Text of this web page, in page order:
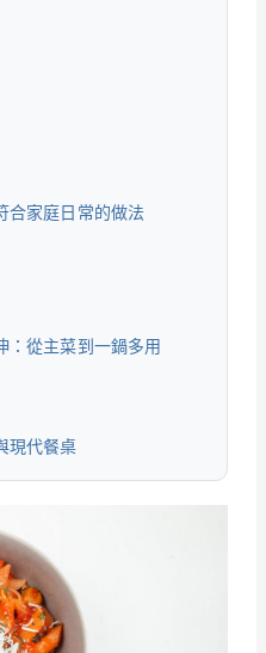
合家庭日常的做法
：從主菜到一鍋多用
現代餐桌